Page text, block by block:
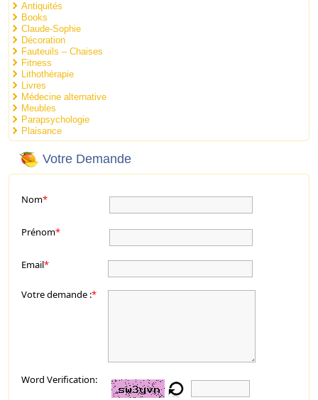
Antiquités
Books
Claude-Sophie
Décoration
Fauteuils – Chaises
Fitness
Lithothérapie
Livres
Médecine alternative
Meubles
Parapsychologie
Plaisance
Votre Demande
Nom*
Prénom*
Email*
Votre demande :*
Word Verification: